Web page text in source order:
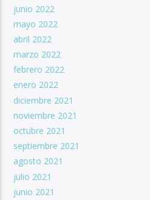
junio 2022
mayo 2022
abril 2022
marzo 2022
febrero 2022
enero 2022
diciembre 2021
noviembre 2021
octubre 2021
septiembre 2021
agosto 2021
julio 2021
junio 2021